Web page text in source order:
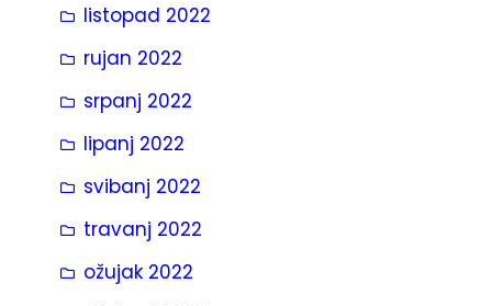
listopad 2022
rujan 2022
srpanj 2022
lipanj 2022
svibanj 2022
travanj 2022
ožujak 2022